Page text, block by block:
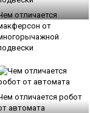
отличается
от
отличается робот
автомата